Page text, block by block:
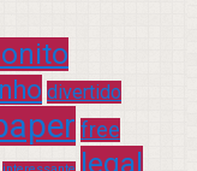
divertido
free
legal